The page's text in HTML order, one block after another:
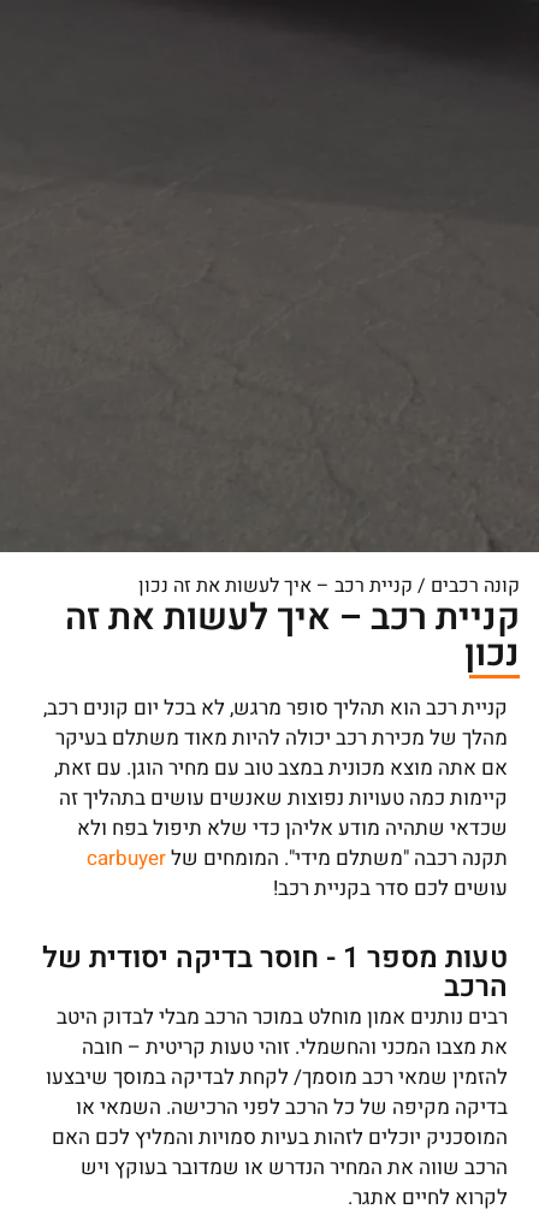
קונה רכבים / קניית רכב – איך לעשות את זה נכון
קניית רכב – איך לעשות את זה
נכון
קניית רכב הוא תהליך סופר מרגש, לא בכל יום קונים רכב,
מהלך של מכירת רכב יכולה להיות מאוד משתלם בעיקר
אם אתה מוצא מכונית במצב טוב עם מחיר הוגן. עם זאת,
קיימות כמה טעויות נפוצות שאנשים עושים בתהליך זה
שכדאי שתהיה מודע אליהן כדי שלא תיפול בפח ולא
תקנה רכבה "משתלם מידי". המומחים שלcarbuyer
עושים לכם סדר בקניית רכב!
טעות מספר 1 - חוסר בדיקה יסודית של
הרכב
רבים נותנים אמון מוחלט במוכר הרכב מבלי לבדוק היטב
את מצבו המכני והחשמלי. זוהי טעות קריטית – חובה
להזמין שמאי רכב מוסמך/ לקחת לבדיקה במוסך שיבצעו
בדיקה מקיפה של כל הרכב לפני הרכישה. השמאי או
המוסכניק יוכלים לזהות בעיות סמויות והמליץ לכם האם
הרכב שווה את המחיר הנדרש או שמדובר בעוקץ ויש
לקרוא לחיים אתגר.